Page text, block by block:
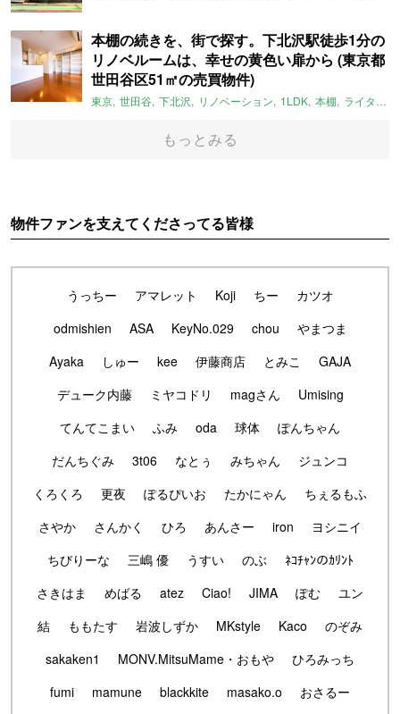
本棚の続きを、街で探す。下北沢駅徒歩1分の
リノベルームは、幸せの黄色い扉から (東京都
世田谷区51㎡の売買物件)
東京 世田谷 下北沢 リノベーション 1LDK 本棚 ライター：ほしりょうこ
もっとみる
物件ファンを支えてくださってる皆様
うっちー アマレット Koji ちー
カツオ
odmishien
ASA KeyNo.029 chou
やまつま
Ayaka
しゅー kee 伊藤商店 とみこ
GAJA
デューク内藤
ミヤコドリ magさん
Umising
てんてこまい
ふみ oda 球体
ぽんちゃん
だんちぐみ
3t06 なとぅ みちゃん
ジュンコ
くろくろ
更夜 ぽるぴいお たかにゃん
ちぇるもふ
さやか
さんかく ひろ あんさー iron
ヨシニイ
ちびりーな
三嶋 優 うすい のぶ
ﾈｺﾁｬﾝのｶﾘﾝﾄ
さきはま
めばる atez Ciao! JIMA ぽむ
ユン
結
ももたす 岩波しずか MKstyle Kaco
のぞみ
sakaken1
MONV.MitsuMame・おもや
ひろみっち
fumi
mamune blackkite masako.o
おさるー